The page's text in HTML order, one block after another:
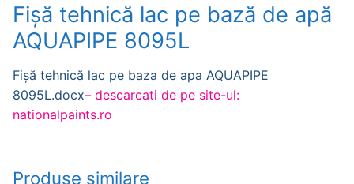
Fișă tehnică lac pe bază de apă
AQUAPIPE 8095L
Fișă tehnică lac pe baza de apa AQUAPIPE
8095L.docx– descarcati de pe site-ul:
nationalpaints.ro
Produse similare